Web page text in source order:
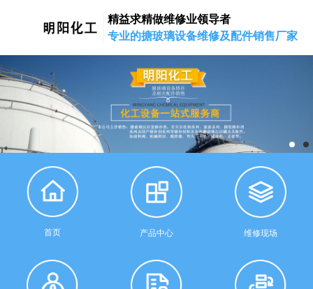
精益求精做维修业领导者
专业的搪玻璃设备维修及配件销售厂家
首页 产品中心 维修现场